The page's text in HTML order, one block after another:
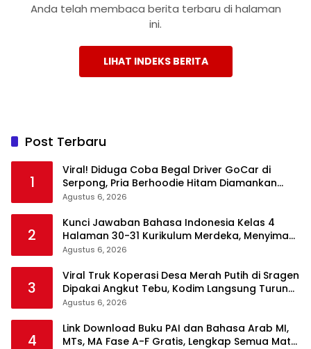
Anda telah membaca berita terbaru di halaman
ini.
LIHAT INDEKS BERITA
Post Terbaru
1
Viral! Diduga Coba Begal Driver GoCar di
Serpong, Pria Berhoodie Hitam Diamankan
Warga dan Polisi
Agustus 6, 2026
2
Kunci Jawaban Bahasa Indonesia Kelas 4
Halaman 30-31 Kurikulum Merdeka, Menyimak
Teks Kepala Suku Len
Agustus 6, 2026
3
Viral Truk Koperasi Desa Merah Putih di Sragen
Dipakai Angkut Tebu, Kodim Langsung Turun
Tangan
Agustus 6, 2026
4
Link Download Buku PAI dan Bahasa Arab MI,
MTs, MA Fase A-F Gratis, Lengkap Semua Mata